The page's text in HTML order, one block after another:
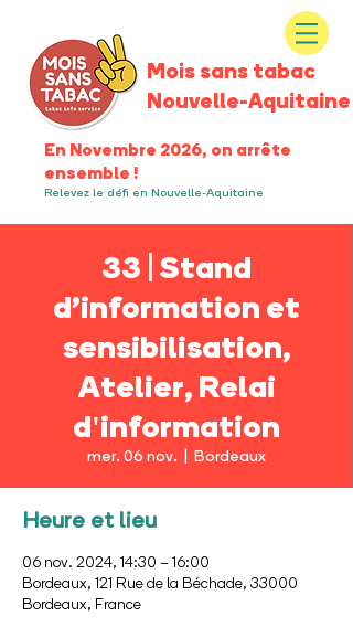
Mois sans tabac
Nouvelle-Aquitaine
En Novembre 2026, on arrête
ensemble !
Relevez le défi en Nouvelle-Aquitaine
33 | Stand
d’information et
sensibilisation,
Atelier, Relai
d'information
mer. 06 nov.
  |
Bordeaux
Heure et lieu
06 nov. 2024, 14:30 – 16:00
Bordeaux, 121 Rue de la Béchade, 33000
Bordeaux, France